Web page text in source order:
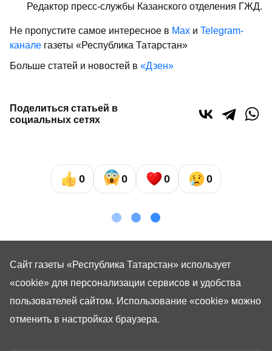
Редактор пресс-службы Казанского отделения ГЖД.
Не пропустите самое интересное в Max и Telegram-
канале газеты «Республика Татарстан»
Больше статей и новостей в «Дзен»
Поделиться статьей в
социальных сетях
0 0 0 0
Сайт газеты «Республика Татарстан» использует
«cookie» для персонализации сервисов и удобства
пользователей сайтом. Использование «cookie» можно
отменить в настройках браузера.